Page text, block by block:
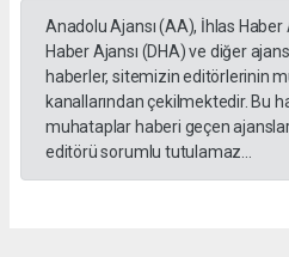
Anadolu Ajansı (AA), İhlas Haber
Haber Ajansı (DHA) ve diğer
haberler, sitemizin editörlerinin
kanallarından çekilmektedir. Bu
muhataplar haberi geçen
editörü sorumlu tutulamaz...